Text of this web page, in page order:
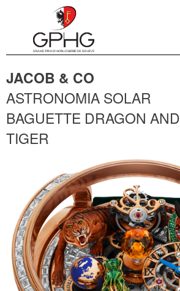
JACOB & CO
ASTRONOMIA SOLAR
BAGUETTE DRAGON AND
TIGER